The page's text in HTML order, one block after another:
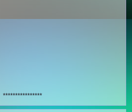
****************